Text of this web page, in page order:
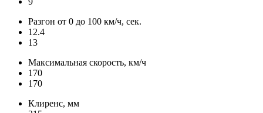
Разгон от 0 до 100 км/ч, сек.
12.4
13
Максимальная скорость, км/ч
170
170
Клиренс, мм